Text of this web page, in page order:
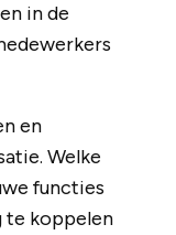
in de
en
Welke
functies
te koppelen